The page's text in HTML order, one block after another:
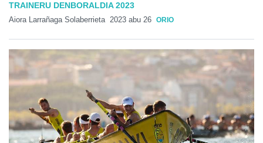
TRAINERU DENBORALDIA 2023
Aiora Larrañaga Solaberrieta 2023 abu 26 ORIO